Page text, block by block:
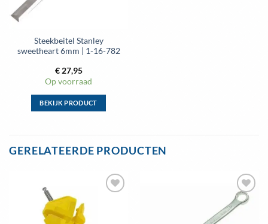
Steekbeitel Stanley
sweetheart 6mm | 1-16-782
€27,95
Op voorraad
BEKIJK PRODUCT
meerdere
kan
gekozen
GERELATEERDE PRODUCTEN
Toevoegen
aan
wenslijst